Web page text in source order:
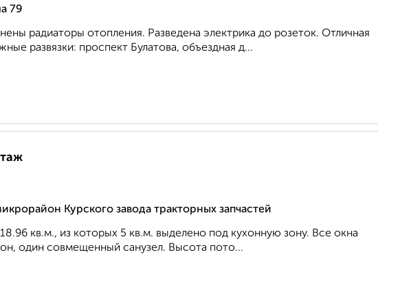
79
радиаторы отопления. Разведена электрика до розеток. Отличная
развязки: проспект Булатова, объездная д...
Курского завода тракторных запчастей
кв.м., из которых 5 кв.м. выделено под кухонную зону. Все окна
один совмещенный санузел. Высота пото...